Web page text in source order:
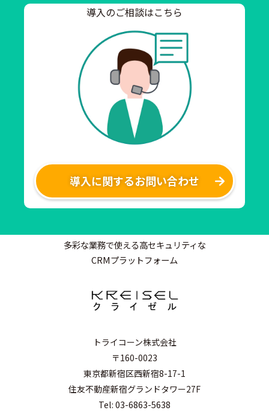
導入のご相談はこちら
導入に関するお問い合わせ
多彩な業務で使える高セキュリティな
CRMプラットフォーム
トライコーン株式会社
〒160-0023
東京都新宿区西新宿8-17-1
住友不動産新宿グランドタワー27F
Tel: 03-6863-5638